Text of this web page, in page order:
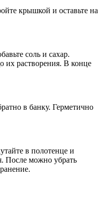
крышкой и оставьте на
соль и сахар.
их растворения. В конце
в банку. Герметично
в полотенце и
После можно убрать